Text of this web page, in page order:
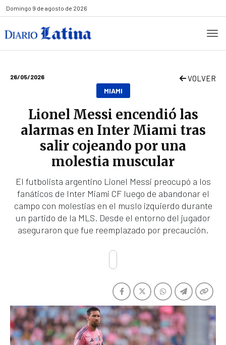
Domingo 9 de agosto de 2026
26/05/2026 VOLVER
MIAMI
Lionel Messi encendió las
alarmas en Inter Miami tras
salir cojeando por una
molestia muscular
El futbolista argentino Lionel Messi preocupó a los
fanáticos de Inter Miami CF luego de abandonar el
campo con molestias en el muslo izquierdo durante
un partido de la MLS. Desde el entorno del jugador
aseguraron que fue reemplazado por precaución.